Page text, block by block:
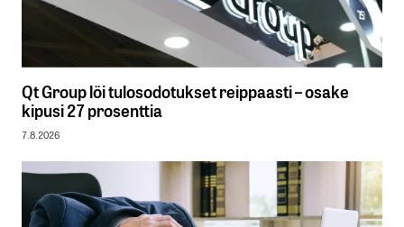
Qt Group löi tulosodotukset reippaasti – osake
kipusi 27 prosenttia
7.8.2026